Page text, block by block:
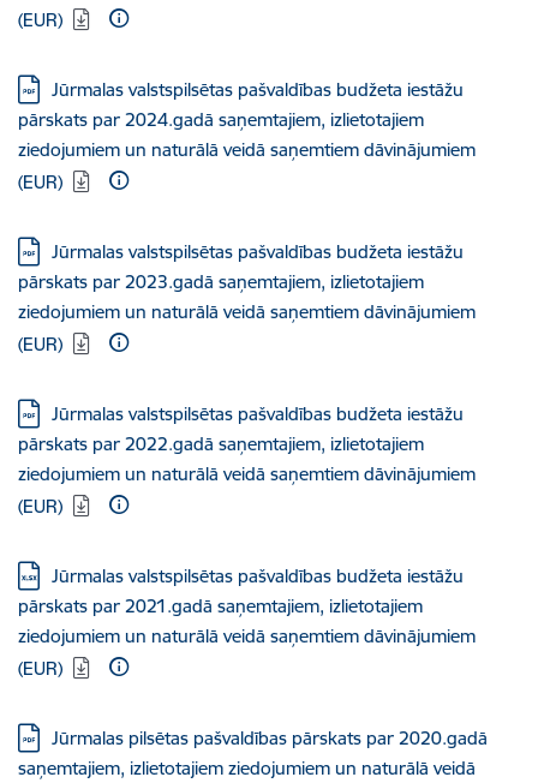
(EUR)
Lejupielādēt:
Jūrmalas valstspilsētas pašvaldības budžeta iestāžu
pārskats par 2024.gadā saņemtajiem, izlietotajiem
ziedojumiem un naturālā veidā saņemtiem dāvinājumiem
(EUR)
Lejupielādēt:
Jūrmalas valstspilsētas pašvaldības budžeta iestāžu
pārskats par 2023.gadā saņemtajiem, izlietotajiem
ziedojumiem un naturālā veidā saņemtiem dāvinājumiem
(EUR)
Lejupielādēt:
Jūrmalas valstspilsētas pašvaldības budžeta iestāžu
pārskats par 2022.gadā saņemtajiem, izlietotajiem
ziedojumiem un naturālā veidā saņemtiem dāvinājumiem
(EUR)
Lejupielādēt:
Jūrmalas valstspilsētas pašvaldības budžeta iestāžu
pārskats par 2021.gadā saņemtajiem, izlietotajiem
ziedojumiem un naturālā veidā saņemtiem dāvinājumiem
(EUR)
Lejupielādēt:
Jūrmalas pilsētas pašvaldības pārskats par 2020.gadā
saņemtajiem, izlietotajiem ziedojumiem un naturālā veidā